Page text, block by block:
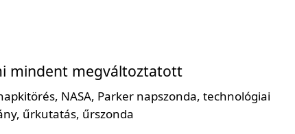
mindent megváltoztatott